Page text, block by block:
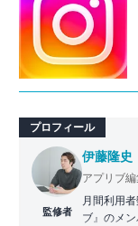
プロフィール
監修者
伊藤隆史
アプリブ
月間利用
ブ』のメ